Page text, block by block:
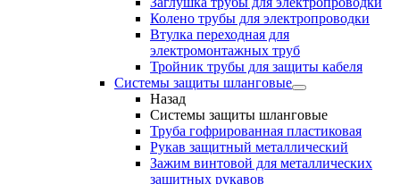
Колено трубы для электропроводки
Втулка переходная для
электромонтажных труб
Тройник трубы для защиты кабеля
Системы защиты шланговые
Назад
Системы защиты шланговые
Труба гофрированная пластиковая
Рукав защитный металлический
Зажим винтовой для металлических
защитных рукавов